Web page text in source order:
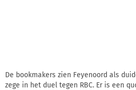
De bookmakers zien Feyenoord als
zege in het duel tegen RBC. Er is een